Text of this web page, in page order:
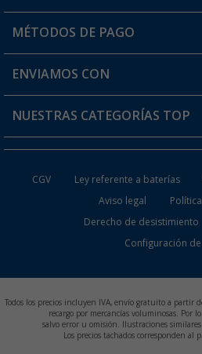
Mi cuenta
Tarjeta Berger Digital
FAQ y Contacto
Información de envío
¿Dónde está mi pedido?
MÉTODOS DE PAGO
ENVIAMOS CON
NUESTRAS CATEGORÍAS TOP
Muebles de Camping
Baterías de Camping
CGV Ley referente a baterías
Aviso legal
Derecho de desistimiento
Configuración
Todos los precios incluyen IVA, envío gratuito a partir
recargo por mercancías voluminosas. Por
salvo error u omisión. Ilustraciones
Los precios tachados corresponden al